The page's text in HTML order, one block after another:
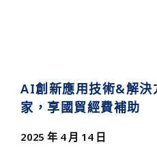
AI創新應用技術&解決
家，享國貿經費補助
2025 年 4 月 14 日